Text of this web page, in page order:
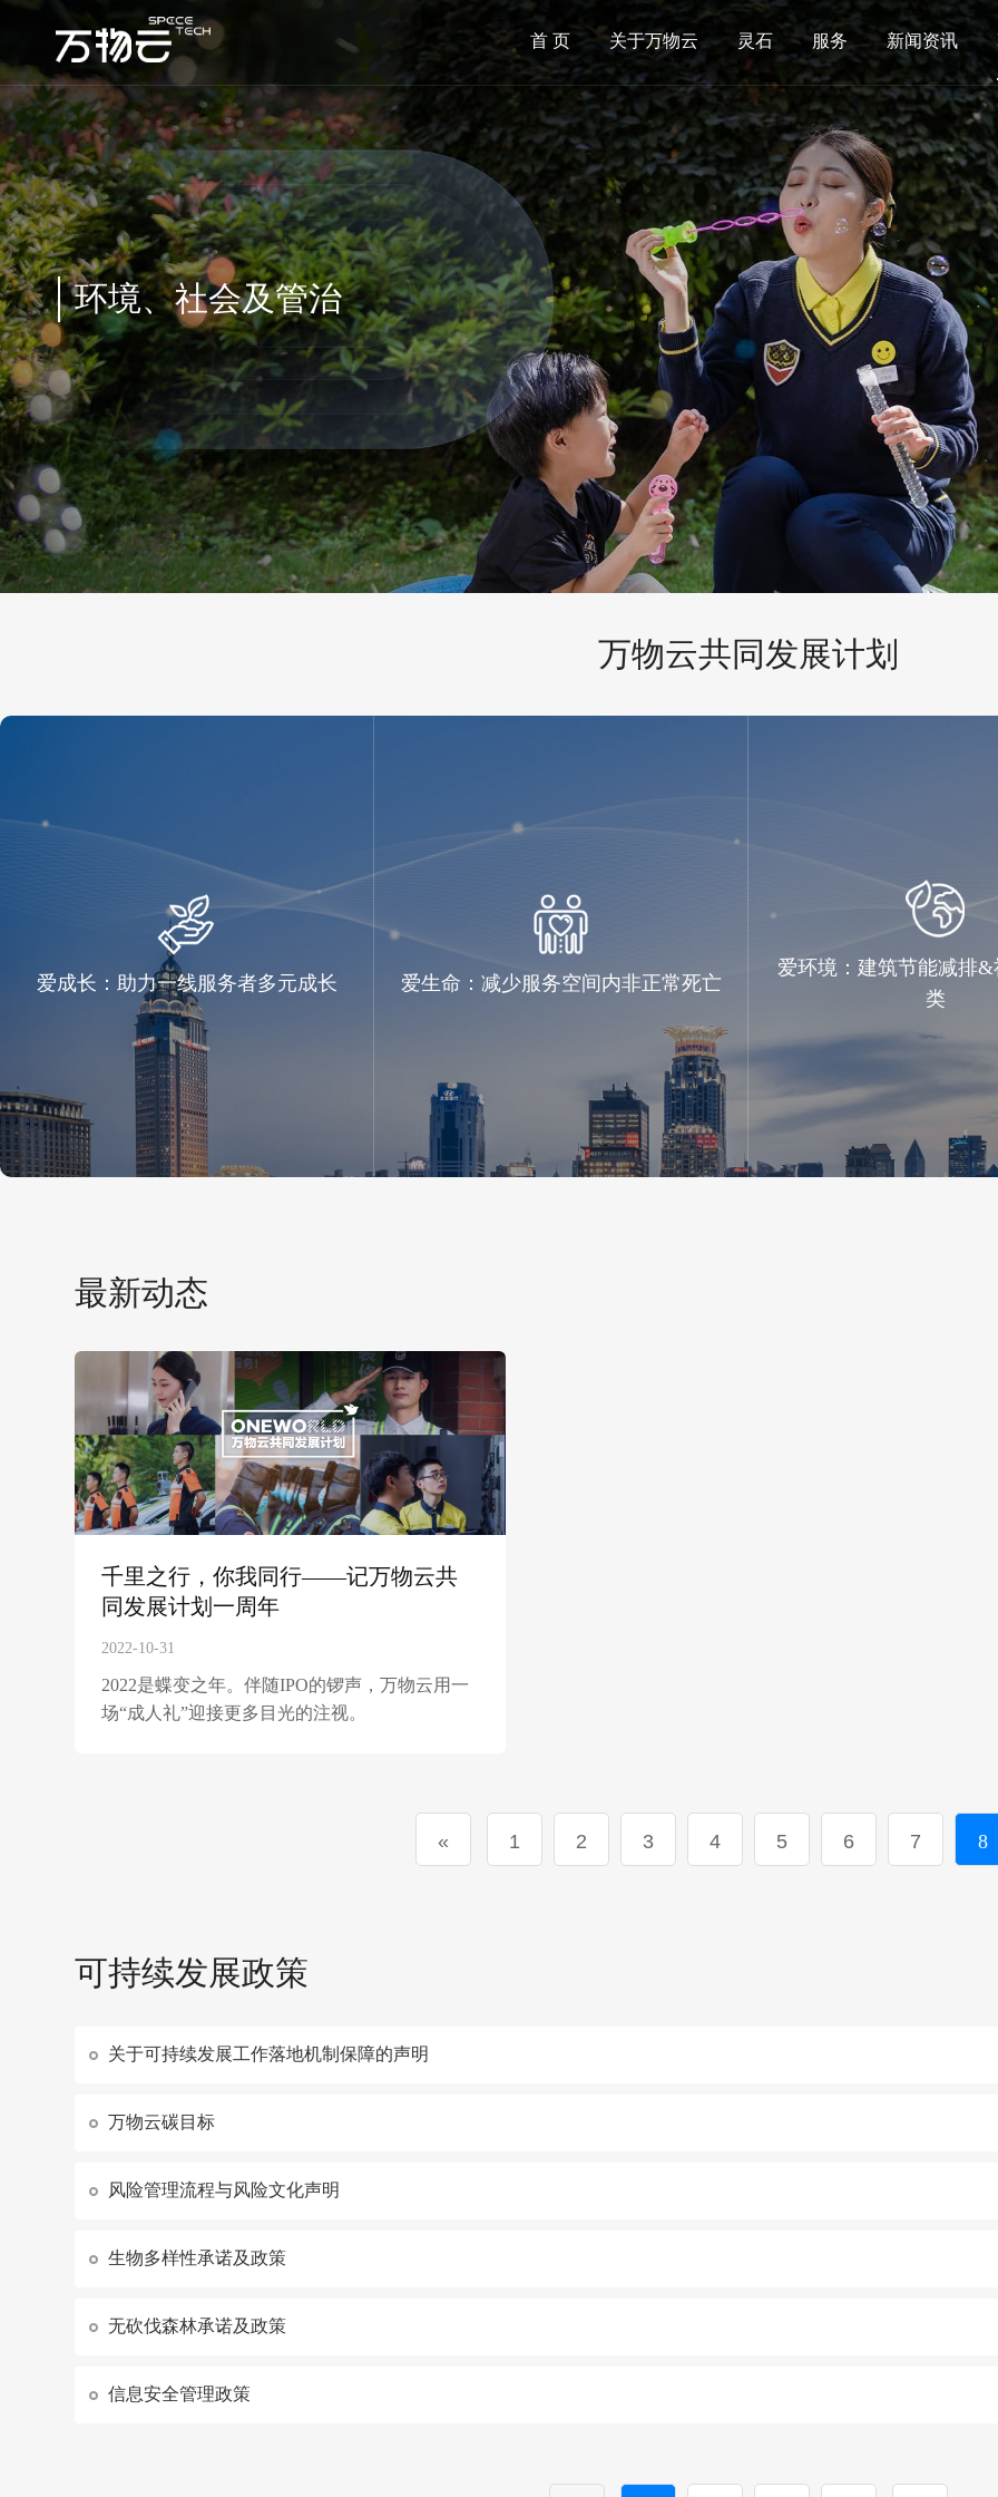
首 页 关于万物云 灵石 服务 新闻资讯
环境、社会及管治
万物云共同发展计划
爱成长：助力一线服务者多元成长
爱成长：助力一线服务者多元成长
千人计划
爱生命：减少服务空间内非正常死亡
爱环境：建筑节能减排
类
最新动态
千里之行，你我同行——记万物云共
同发展计划一周年
2022-10-31
2022是蝶变之年。伴随IPO的锣声，万物云用一
场“成人礼”迎接更多目光的注视。
« 1 2 3 4 5 6 7 8
可持续发展政策
关于可持续发展工作落地机制保障的声明
万物云碳目标
风险管理流程与风险文化声明
生物多样性承诺及政策
无砍伐森林承诺及政策
信息安全管理政策